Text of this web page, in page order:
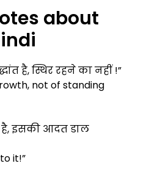
about
है, स्थिर रहने का नहीं !”
not of standing
है, इसकी आदत डाल
it!”